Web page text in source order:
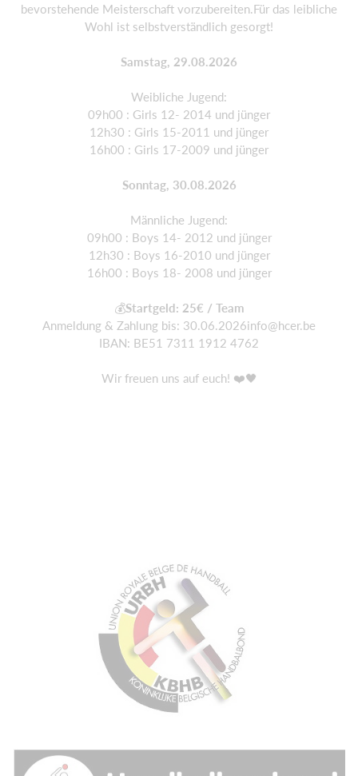
bevorstehende Meisterschaft vorzubereiten.Für das leibliche
Wohl ist selbstverständlich gesorgt!
Samstag, 29.08.2026
Weibliche Jugend:
09h00 : Girls 12- 2014 und jünger
12h30 : Girls 15-2011 und jünger
16h00 : Girls 17-2009 und jünger
Sonntag, 30.08.2026
Männliche Jugend:
09h00 : Boys 14- 2012 und jünger
12h30 : Boys 16-2010 und jünger
16h00 : Boys 18- 2008 und jünger
💰Startgeld: 25€ / Team
Anmeldung & Zahlung bis: 30.06.2026info@hcer.be
IBAN: BE51 7311 1912 4762
Wir freuen uns auf euch! ❤️🖤